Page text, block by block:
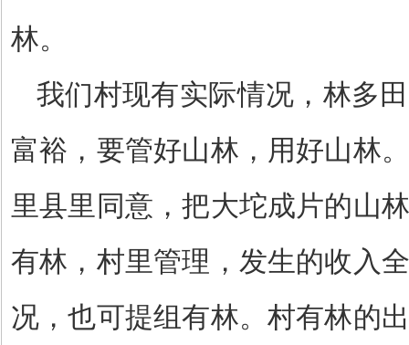
林。
我们村现有实际情况，林多
富裕，要管好山林，用好山林
里县里同意，把大坨成片的山
有林，村里管理，发生的收入
况，也可提组有林。村有林的